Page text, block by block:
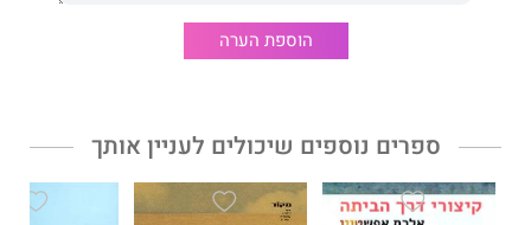
הוספת הערה
ספרים נוספים שיכולים לעניין אותך